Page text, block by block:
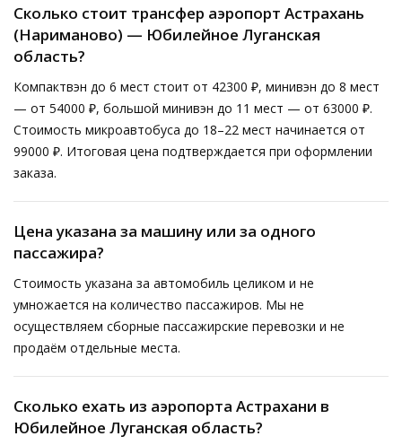
Сколько стоит трансфер аэропорт Астрахань
(Нариманово) — Юбилейное Луганская
область?
Компактвэн до 6 мест стоит от 42300 ₽, минивэн до 8 мест
— от 54000 ₽, большой минивэн до 11 мест — от 63000 ₽.
Стоимость микроавтобуса до 18–22 мест начинается от
99000 ₽. Итоговая цена подтверждается при оформлении
заказа.
Цена указана за машину или за одного
пассажира?
Стоимость указана за автомобиль целиком и не
умножается на количество пассажиров. Мы не
осуществляем сборные пассажирские перевозки и не
продаём отдельные места.
Сколько ехать из аэропорта Астрахани в
Юбилейное Луганская область?